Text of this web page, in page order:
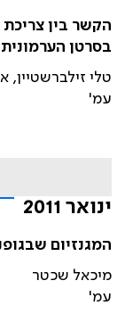
הקשר בין צריכת
בסרטן
טלי זילברשטיין,
עמ'
ינואר 2011
המגנזיום
מיכאל שכטר
עמ'